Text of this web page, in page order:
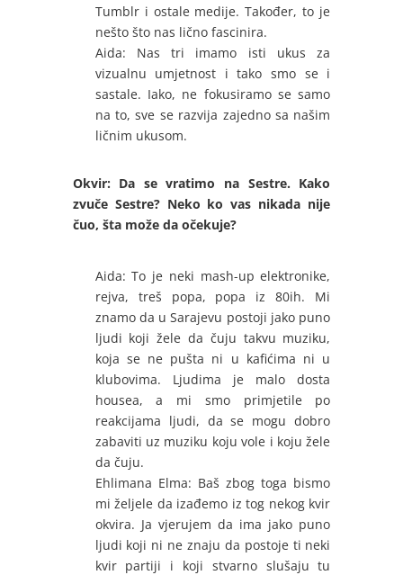
Tumblr i ostale medije. Također, to je
nešto što nas lično fascinira.
Aida: Nas tri imamo isti ukus za
vizualnu umjetnost i tako smo se i
sastale. Iako, ne fokusiramo se samo
na to, sve se razvija zajedno sa našim
ličnim ukusom.
Okvir: Da se vratimo na Sestre. Kako
zvuče Sestre? Neko ko vas nikada nije
čuo, šta može da očekuje?
Aida: To je neki mash-up elektronike,
rejva, treš popa, popa iz 80ih. Mi
znamo da u Sarajevu postoji jako puno
ljudi koji žele da čuju takvu muziku,
koja se ne pušta ni u kafićima ni u
klubovima. Ljudima je malo dosta
housea, a mi smo primjetile po
reakcijama ljudi, da se mogu dobro
zabaviti uz muziku koju vole i koju žele
da čuju.
Ehlimana Elma: Baš zbog toga bismo
mi željele da izađemo iz tog nekog kvir
okvira. Ja vjerujem da ima jako puno
ljudi koji ni ne znaju da postoje ti neki
kvir partiji i koji stvarno slušaju tu